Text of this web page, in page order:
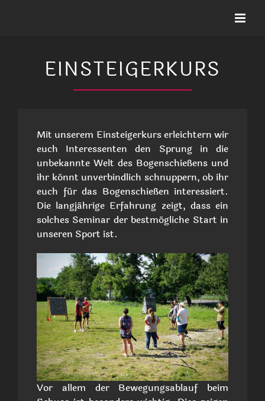
EINSTEIGERKURS
Mit unserem Einsteigerkurs erleichtern wir
euch Interessenten den Sprung in die
unbekannte Welt des Bogenschießens und
ihr könnt unverbindlich schnuppern, ob ihr
euch für das Bogenschießen interessiert.
Die langjährige Erfahrung zeigt, dass ein
solches Seminar der bestmögliche Start in
unseren Sport ist.
Vor allem der Bewegungsablauf beim